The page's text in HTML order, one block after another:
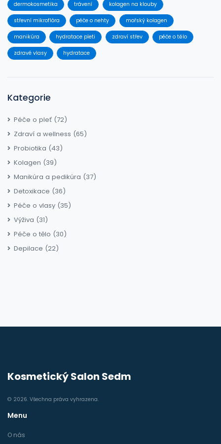
dermokosmetika trávení kolagen na klouby
střevní mikroflóra péče o nehty mořský kolagen
manikúra hydratace pleti zdraví střev péče o tělo
zdravé vlasy hydratace
Kategorie
Péče o pleť (72)
Zdraví a wellness (65)
Probiotika (43)
Kolagen (39)
Manikúra a pedikúra (37)
Detoxikace (36)
Péče o vlasy (35)
Výživa (31)
Péče o tělo (30)
Depilace (22)
Kosmetický Salon Sedm
© 2026. Všechna práva vyhrazena.
Menu
O nás